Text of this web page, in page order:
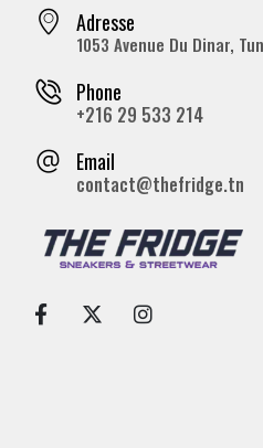
Adresse
1053 Avenue Du Dinar,
Phone
+216 29 533 214
Email
contact@thefridge.tn